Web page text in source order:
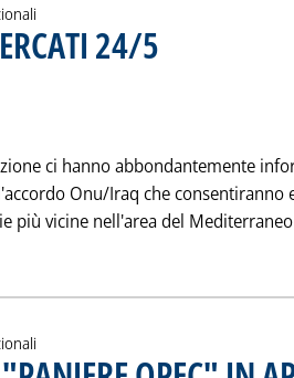
24/5
ci hanno abbondantemente
Onu/Iraq che consentiranno
più vicine nell'area del